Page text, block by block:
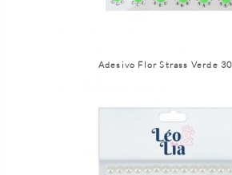
Adesivo Flor Strass Verde